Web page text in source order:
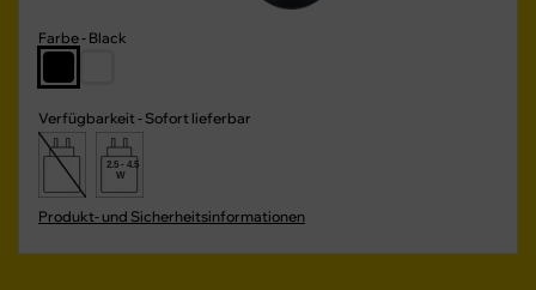
Farbe - Black
Verfügbarkeit - Sofort lieferbar
2.5 - 4.5
W
Produkt- und Sicherheitsinformationen